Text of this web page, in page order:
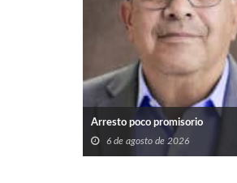
Arresto poco promisorio
6 de agosto de 2026